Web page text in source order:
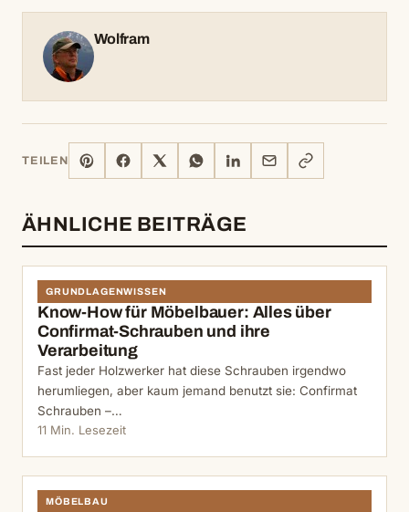
Wolfram
TEILEN
PINTERESTFACEBOOK WHATSAPPLINKEDIN
MAIL
LINK
KOPIEREN
ÄHNLICHE BEITRÄGE
GRUNDLAGENWISSEN
Know-How für Möbelbauer: Alles über
Confirmat-Schrauben und ihre
Verarbeitung
Fast jeder Holzwerker hat diese Schrauben irgendwo
herumliegen, aber kaum jemand benutzt sie: Confirmat
Schrauben –…
11 Min. Lesezeit
MÖBELBAU